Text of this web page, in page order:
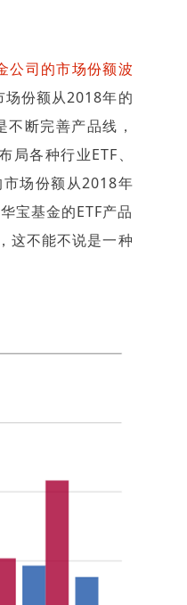
公司的市场份额波
场份额从2018年的
断完善产品线，
各种行业ETF、
场份额从2018年
宝基金的ETF产品
这不能不说是一种